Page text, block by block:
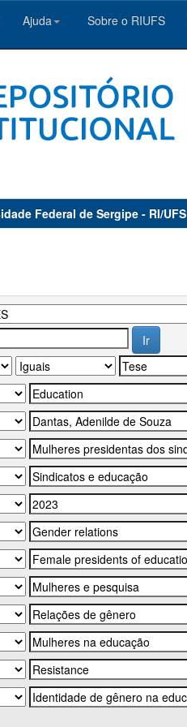
Ajuda Sobre o RIUFS
Federal de Sergipe - RI/UFS